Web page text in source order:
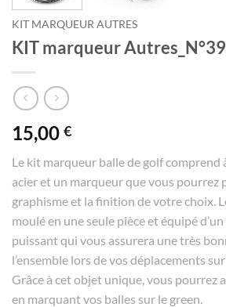
KIT MARQUEUR AUTRES
KIT marqueur Autres_N°39
15,00 €
Le kit marqueur balle de golf comprend
acier et un marqueur que vous pourrez
graphisme et la finition de votre choix.
moulé en une seule pièce et équipé
puissant qui vous assurera une très
l’ensemble lors de vos déplacements
Grâce à cet objet unique, vous pourrez
en marquant vos balles sur le green.